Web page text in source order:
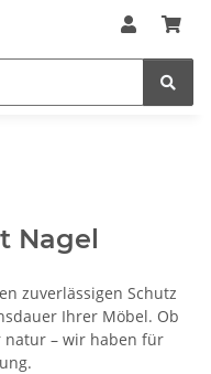
Nagel
zuverlässigen Schutz
Ihrer Möbel. Ob
natur – wir haben für